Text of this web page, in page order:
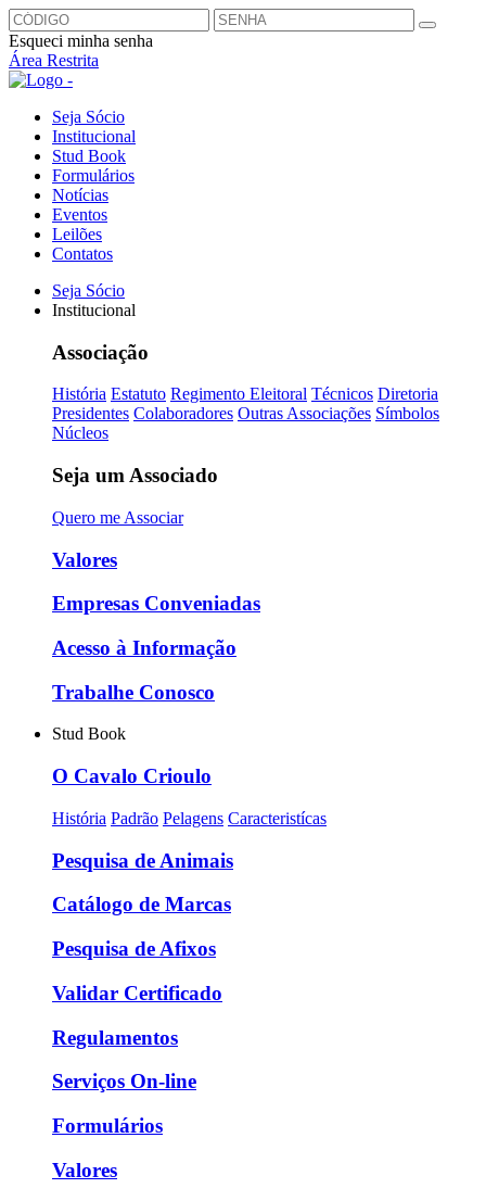
Esqueci minha senha
Área Restrita
Seja Sócio
Institucional
Stud Book
Formulários
Notícias
Eventos
Leilões
Contatos
Seja Sócio
Institucional
Associação
História Estatuto Regimento Eleitoral Técnicos Diretoria
Presidentes Colaboradores Outras Associações Símbolos
Núcleos
Seja um Associado
Quero me Associar
Valores
Empresas Conveniadas
Acesso à Informação
Trabalhe Conosco
Stud Book
O Cavalo Crioulo
História Padrão Pelagens Caracteristícas
Pesquisa de Animais
Catálogo de Marcas
Pesquisa de Afixos
Validar Certificado
Regulamentos
Serviços On-line
Formulários
Valores